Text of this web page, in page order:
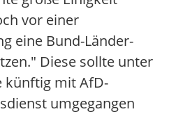
vor einer
eine Bund-Länder-
Diese sollte unter
künftig mit AfD-
umgegangen